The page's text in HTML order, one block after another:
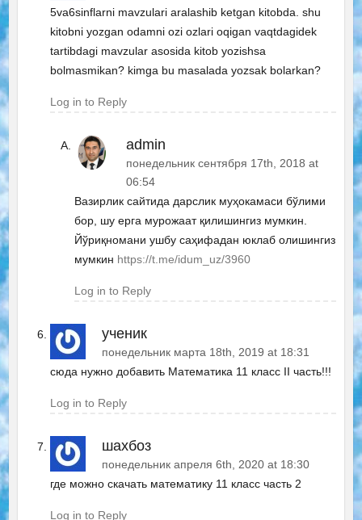
5va6sinflarni mavzulari aralashib ketgan kitobda. shu
kitobni yozgan odamni ozi ozlari oqigan vaqtdagidek
tartibdagi mavzular asosida kitob yozishsa
bolmasmikan? kimga bu masalada yozsak bolarkan?
Log in to Reply
admin
понедельник сентября 17th, 2018 at
06:54
Вазирлик сайтида дарслик муҳокамаси бўлими
бор, шу ерга мурожаат қилишингиз мумкин.
Йўриқномани ушбу саҳифадан юклаб олишингиз
мумкин https://t.me/idum_uz/3960
Log in to Reply
ученик
понедельник марта 18th, 2019 at 18:31
сюда нужно добавить Математика 11 класс II часть!!!
Log in to Reply
шахбоз
понедельник апреля 6th, 2020 at 18:30
где можно скачать математику 11 класс часть 2
Log in to Reply